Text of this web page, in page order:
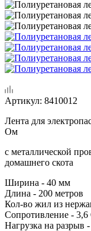
Артикул: 8410012
Лента для
Ом
с металлической
домашнего скота
Ширина - 40 мм
Длина - 200 метров
Кол-во жил из
Сопротивление -
Нагрузка на разрыв